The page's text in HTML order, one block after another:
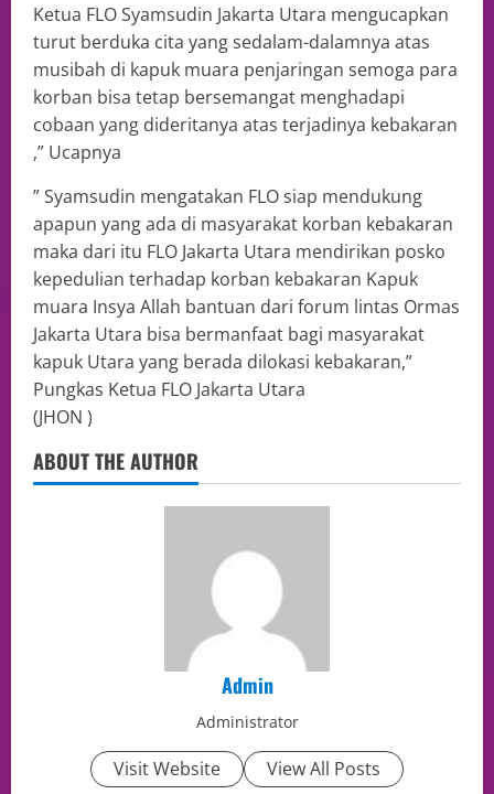
Ketua FLO Syamsudin Jakarta Utara mengucapkan
turut berduka cita yang sedalam-dalamnya atas
musibah di kapuk muara penjaringan semoga para
korban bisa tetap bersemangat menghadapi
cobaan yang dideritanya atas terjadinya kebakaran
,” Ucapnya
” Syamsudin mengatakan FLO siap mendukung
apapun yang ada di masyarakat korban kebakaran
maka dari itu FLO Jakarta Utara mendirikan posko
kepedulian terhadap korban kebakaran Kapuk
muara Insya Allah bantuan dari forum lintas Ormas
Jakarta Utara bisa bermanfaat bagi masyarakat
kapuk Utara yang berada dilokasi kebakaran,”
Pungkas Ketua FLO Jakarta Utara
(JHON )
ABOUT THE AUTHOR
Admin
Administrator
Visit Website View All Posts